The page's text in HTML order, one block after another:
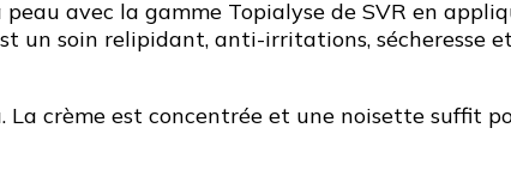
avec la gamme Topialyse de SVR en
un soin relipidant, anti-irritations, sécheresse
La crème est concentrée et une noisette suffit